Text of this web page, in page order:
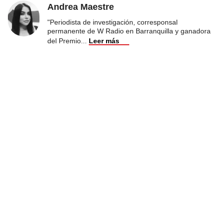
Andrea Maestre
"Periodista de investigación, corresponsal
permanente de W Radio en Barranquilla y ganadora
del Premio
Leer más